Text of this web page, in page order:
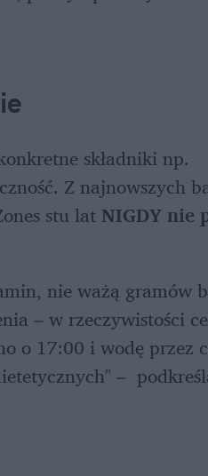
składniki np.
Z najnowszych
stu lat NIGDY nie
nie ważą gramów
– w rzeczywistości
o 17:00 i wodę przez
–